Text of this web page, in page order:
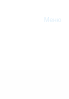
Меню